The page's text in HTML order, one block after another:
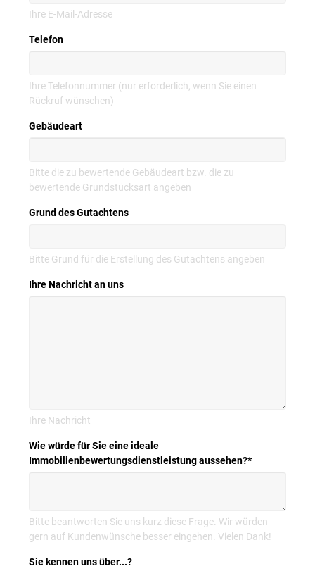
Ihre E-Mail-Adresse
Telefon
Ihre Telefonnummer (nur erforderlich, wenn Sie einen
Rückruf wünschen)
Gebäudeart
Bitte die zu bewertende Gebäudeart bzw. die zu
bewertende Grundstücksart angeben
Grund des Gutachtens
Bitte Grund für die Erstellung des Gutachtens angeben
Ihre Nachricht an uns
Ihre Nachricht
Wie würde für Sie eine ideale
Immobilienbewertungsdienstleistung aussehen?*
Bitte beantworten Sie uns kurz diese Frage. Wir würden
gern auf Kundenwünsche besser eingehen. Vielen Dank!
Sie kennen uns über...?